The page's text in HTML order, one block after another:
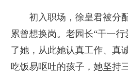
初入职场，徐皇君被分
累曾想换岗。老园长“干一
了她，从此她认真工作、真
吃饭易呕吐的孩子，她坚持